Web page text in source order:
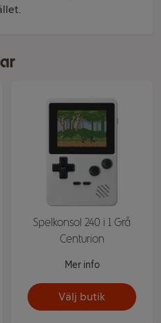
Spelkonsol 240 i 1 Grå
Centurion
Mer info
Välj butik